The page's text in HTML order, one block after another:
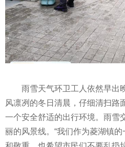
雨雪天气环卫工人依然早出
风凛冽的冬日清晨，仔细清扫路
一个安全舒适的出行环境。雨雪
丽的风景线。“我们作为菱湖镇